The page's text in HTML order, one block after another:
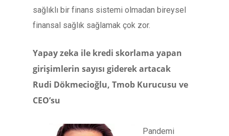
sağlıklı bir finans sistemi olmadan bireysel
finansal sağlık sağlamak çok zor.
Yapay zeka ile kredi skorlama yapan
girişimlerin sayısı giderek artacak
Rudi Dökmecioğlu, Tmob Kurucusu ve
CEO’su
Pandemi